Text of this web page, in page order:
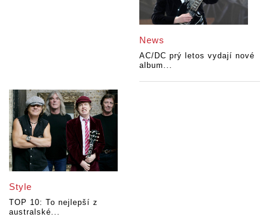
News
AC/DC prý letos vydají nové
album...
Style
TOP 10: To nejlepší z
australské...